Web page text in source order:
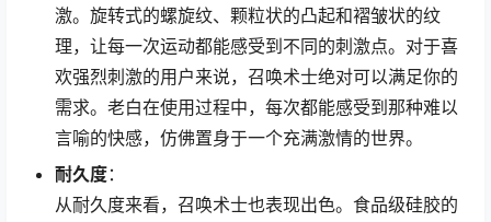
激。旋转式的螺旋纹、颗粒状的凸起和褶皱状的纹
理，让每一次运动都能感受到不同的刺激点。对于喜
欢强烈刺激的用户来说，召唤术士绝对可以满足你的
需求。老白在使用过程中，每次都能感受到那种难以
言喻的快感，仿佛置身于一个充满激情的世界。
耐久度：
从耐久度来看，召唤术士也表现出色。食品级硅胶的